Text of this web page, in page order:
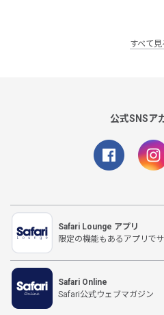
すべて見
公式SNSア
Safari Lounge アプリ
限定の機能もあるアプリで
Safari Online
Safari公式ウェブマガジン